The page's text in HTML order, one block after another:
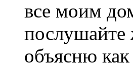
все моим
послушайте
объясню